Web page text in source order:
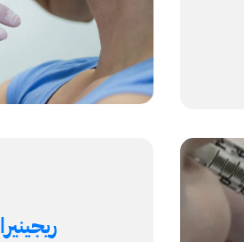
ريجينيرا